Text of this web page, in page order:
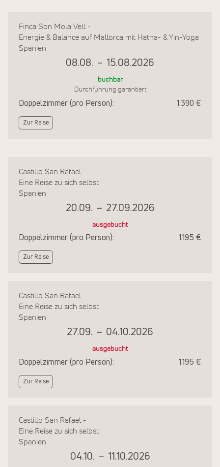
Finca Son Mola Vell -
Energie & Balance auf Mallorca mit Hatha- & Yin-Yoga
Spanien
08.08. – 15.08.2026
buchbar
Durchführung garantiert
Doppelzimmer (pro Person): 1.390 €
Zur Reise
Castillo San Rafael -
Eine Reise zu sich selbst
Spanien
20.09. – 27.09.2026
ausgebucht
Doppelzimmer (pro Person): 1.195 €
Zur Reise
Castillo San Rafael -
Eine Reise zu sich selbst
Spanien
27.09. – 04.10.2026
ausgebucht
Doppelzimmer (pro Person): 1.195 €
Zur Reise
Castillo San Rafael -
Eine Reise zu sich selbst
Spanien
04.10. – 11.10.2026